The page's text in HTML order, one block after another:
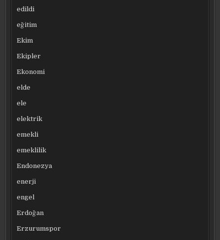
edildi
eğitim
Ekim
Ekipler
Ekonomi
elde
ele
elektrik
emekli
emeklilik
Endonezya
enerji
engel
Erdoğan
Erzurumspor